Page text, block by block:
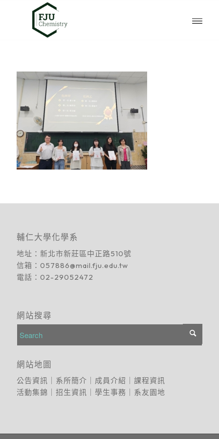
輔仁大學化學系
地址： 新北市新莊區中正路510號
信箱： 057886@mail.fju.edu.tw
電話： 02-29052472
網站搜尋
網站地圖
公告資訊 系所簡介 成員介紹
課程資訊
活動集錦
招生資訊 學生事務 系友園地